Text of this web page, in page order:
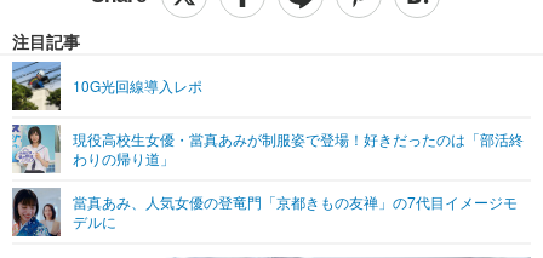
ショッピング その他
エンタメTOP 映画・ドラマ
グラビア
ショッピング その他
ライフTOP
その他
リリース一覧
プッシュ通知の停止方法
注目記事
10G光回線導入レポ
現役高校生女優・當真あみが制服姿で登場！好きだったのは「部活終
わりの帰り道」
當真あみ、人気女優の登竜門「京都きもの友禅」の7代目イメージモ
デルに